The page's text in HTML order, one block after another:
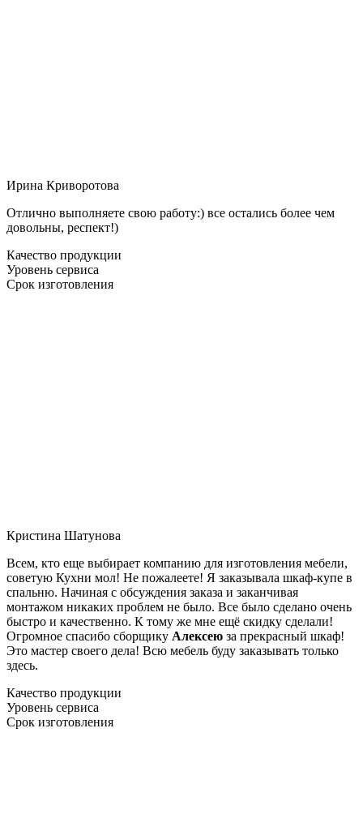
Ирина Криворотова
Отлично выполняете свою работу:) все остались более чем
довольны, респект!)
Качество продукции
Уровень сервиса
Срок изготовления
Кристина Шатунова
Всем, кто еще выбирает компанию для изготовления мебели,
советую Кухни мол! Не пожалеете! Я заказывала шкаф-купе в
спальню. Начиная с обсуждения заказа и заканчивая
монтажом никаких проблем не было. Все было сделано очень
быстро и качественно. К тому же мне ещё скидку сделали!
Огромное спасибо сборщику Алексею за прекрасный шкаф!
Это мастер своего дела! Всю мебель буду заказывать только
здесь.
Качество продукции
Уровень сервиса
Срок изготовления